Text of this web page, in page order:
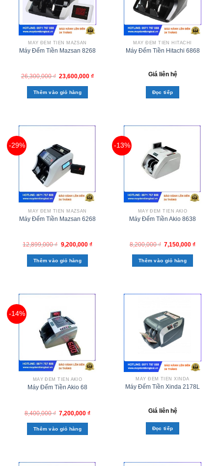
MÁY ĐẾM TIỀN MAZSAN
Máy Đếm Tiền Mazsan 8268
26,300,000₫ 23,600,000₫
Thêm vào giỏ hàng
MÁY ĐẾM TIỀN HITACHI
Máy Đếm Tiền Hitachi 6868
Giá liên hệ
Đọc tiếp
-29%
MÁY ĐẾM TIỀN MAZSAN
Máy Đếm Tiền Mazsan 6268
12,899,000₫ 9,200,000 ₫
Thêm vào giỏ hàng
-13%
MÁY ĐẾM TIỀN AKIO
Máy Đếm Tiền Akio 8638
8,200,000₫ 7,150,000₫
Thêm vào giỏ hàng
-14%
MÁY ĐẾM TIỀN AKIO
Máy Đếm Tiền Akio 68
8,400,000₫ 7,200,000₫
Thêm vào giỏ hàng
MÁY ĐẾM TIỀN XINDA
Máy Đếm Tiền Xinda 2178L
Giá liên hệ
Đọc tiếp